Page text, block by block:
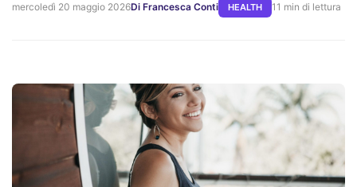
mercoledì 20 maggio 2026Di Francesca Conti HEALTH 11 min di lettura